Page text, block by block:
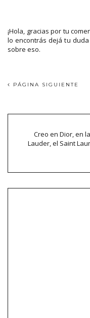
¡Hola, gracias por tu
lo encontrás dejá tu
sobre eso.
PÁGINA SIGUIENTE
Creo en Dior, en
Lauder, el Saint